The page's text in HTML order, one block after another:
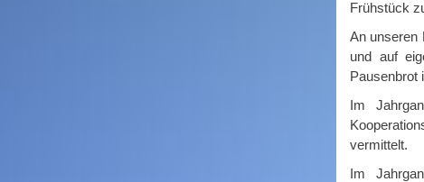
Frühstück
An unseren
und auf
Pausenbrot
Im
vermittelt.
Im